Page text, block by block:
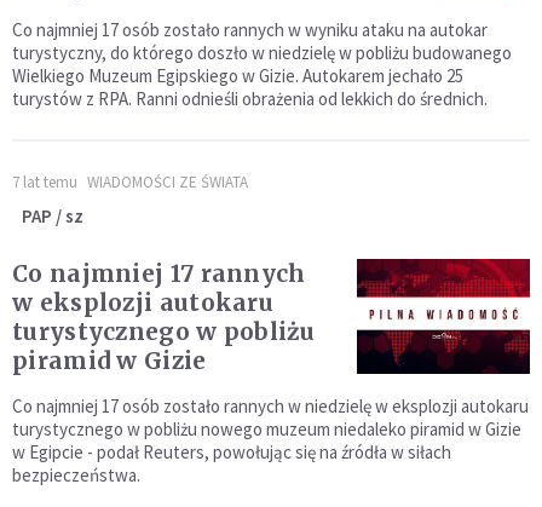
Co najmniej 17 osób zostało rannych w wyniku ataku na autokar
turystyczny, do którego doszło w niedzielę w pobliżu budowanego
Wielkiego Muzeum Egipskiego w Gizie. Autokarem jechało 25
turystów z RPA. Ranni odnieśli obrażenia od lekkich do średnich.
7 lat temu WIADOMOŚCI ZE ŚWIATA
PAP / sz
Co najmniej 17 rannych
w eksplozji autokaru
turystycznego w pobliżu
piramid w Gizie
Co najmniej 17 osób zostało rannych w niedzielę w eksplozji autokaru
turystycznego w pobliżu nowego muzeum niedaleko piramid w Gizie
w Egipcie - podał Reuters, powołując się na źródła w siłach
bezpieczeństwa.